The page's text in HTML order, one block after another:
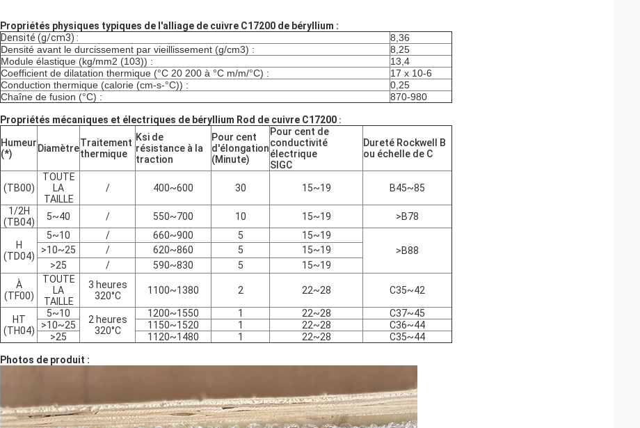
Propriétés physiques typiques de l'alliage de cuivre C17200 de béryllium :
Densité (g/cm3) :
8,36
Densité avant le durcissement par vieillissement (g/cm3) :
8,25
Module élastique (kg/mm2 (103)) :
13,4
Coefficient de dilatation thermique (°C 20 200 à °C m/m/°C) :
17 x 10-6
Conduction thermique (calorie (cm-s-°C)) :
0,25
Chaîne de fusion (°C) :
870-980
Propriétés mécaniques et électriques de béryllium Rod de cuivre C17200 :
Humeur
(*)
DiamètreTraitement
thermique
Ksi de
résistance à la
traction
Pour cent
d'élongation
(Minute)
Pour cent de
conductivité
électrique
SIGC
Dureté Rockwell B
ou échelle de C
(TB00)
TOUTE
LA
TAILLE
/ 400~600 30 15~19 B45~85
1/2H
(TB04)
5~40 / 550~700 10 15~19 >B78
H
(TD04)
5~10 / 660~900 5
15~19
>B88
>10~25 / 620~860 5
15~19
>25
/ 590~830 5
15~19
À
(TF00)
TOUTE
LA
TAILLE
3 heures
320°C
1100~1380 2 22~28 C35~42
HT
(TH04)
5~10
2 heures
320°C
1200~1550 1 22~28
C37~45
>10~25
1150~1520 1 22~28
C36~44
>25
1120~1480 1 22~28 C35~44
Photos de produit :